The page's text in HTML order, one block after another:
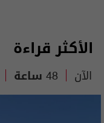
الأكثر قراءة
الآن 48 ساعة